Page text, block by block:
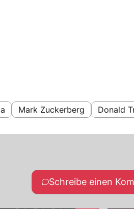
Mark Zuckerberg Donald
Schreibe einen